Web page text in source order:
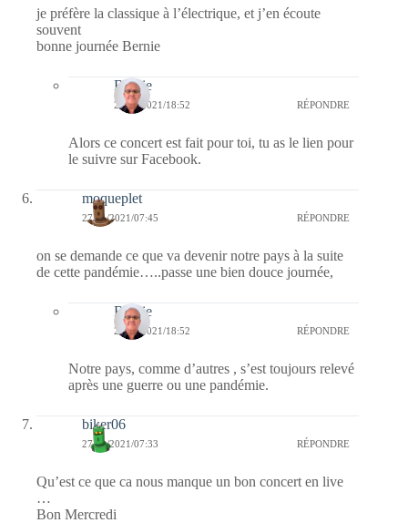
je préfère la classique à l’électrique, et j’en écoute
souvent
bonne journée Bernie
Bernie
27/01/2021/18:52 RÉPONDRE
Alors ce concert est fait pour toi, tu as le lien pour
le suivre sur Facebook.
moqueplet
27/01/2021/07:45 RÉPONDRE
on se demande ce que va devenir notre pays à la suite
de cette pandémie…..passe une bien douce journée,
Bernie
27/01/2021/18:52 RÉPONDRE
Notre pays, comme d’autres , s’est toujours relevé
après une guerre ou une pandémie.
biker06
27/01/2021/07:33 RÉPONDRE
Qu’est ce que ca nous manque un bon concert en live
…
Bon Mercredi